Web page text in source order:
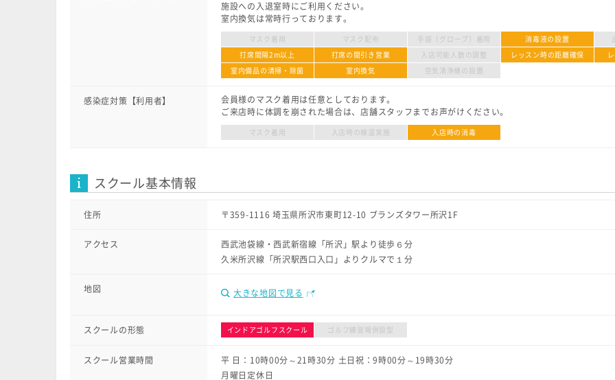
施設への入退室時にご利用ください。
室内換気は常時行っております。
マスク着用 マスク配布 手袋（グローブ）着用 消毒液の設置
打席間隔2m以上 打席の間引き営業 入店可能人数の調整 レッスン時の距離確保
室内備品の清掃・除菌 室内換気 空気清浄機の設置
感染症対策【利用者】
会員様のマスク着用は任意としております。
ご来店時に体調を崩された場合は、店舗スタッフまでお声がけください。
マスク着用 入店時の検温実施 入店時の消毒
スクール基本情報
住所 〒359-1116 埼玉県所沢市東町12-10 ブランズタワー所沢1F
アクセス
西武池袋線・西武新宿線「所沢」駅より徒歩６分
久米所沢線「所沢駅西口入口」よりクルマで１分
地図 大きな地図で見る
スクールの形態 インドアゴルフスクール ゴルフ練習場併設型
スクール営業時間
平 日：10時00分～21時30分 土日祝：9時00分～19時30分
月曜日定休日